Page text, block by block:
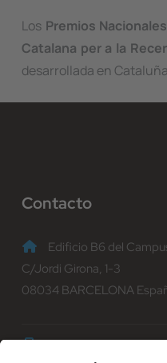
Los Premios
Catalana per a la
desarrollada en
Contacto
Edificio B6 del
C/Jordi Girona, 1-3
08034 BARCELONA
(+34) 93 401 70 00